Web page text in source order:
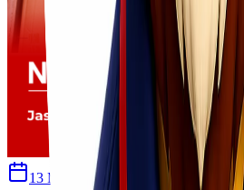
13 Maret 2026 Sherly